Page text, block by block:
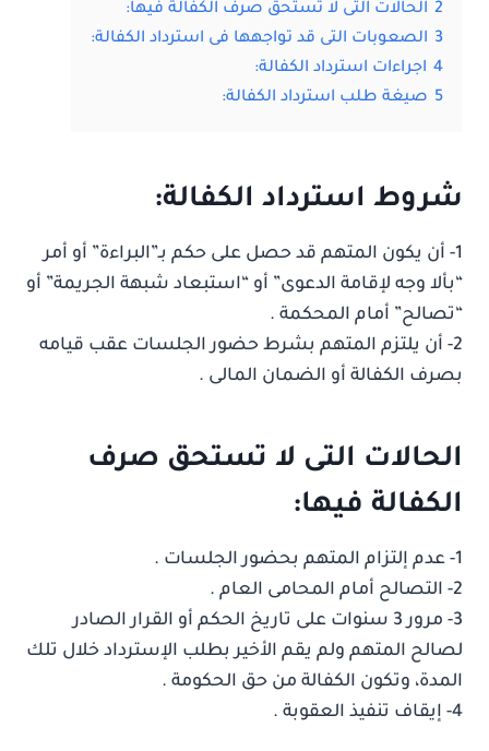
2 الحالات التى لا تستحق صرف الكفالة فيها:
3 الصعوبات التى قد تواجهها فى استرداد الكفالة:
4 اجراءات استرداد الكفالة:
5 صيغة طلب استرداد الكفالة:
شروط استرداد الكفالة:
1- أن يكون المتهم قد حصل على حكم بـ”البراءة” أو أمر
“بألا وجه لإقامة الدعوى” أو “استبعاد شبهة الجريمة” أو
“تصالح” أمام المحكمة .
2- أن يلتزم المتهم بشرط حضور الجلسات عقب قيامه
بصرف الكفالة أو الضمان المالى .
الحالات التى لا تستحق صرف
الكفالة فيها:
1- عدم إلتزام المتهم بحضور الجلسات .
2- التصالح أمام المحامى العام .
3- مرور 3 سنوات على تاريخ الحكم أو القرار الصادر
لصالح المتهم ولم يقم الأخير بطلب الإسترداد خلال تلك
المدة، وتكون الكفالة من حق الحكومة .
4- إيقاف تنفيذ العقوبة .